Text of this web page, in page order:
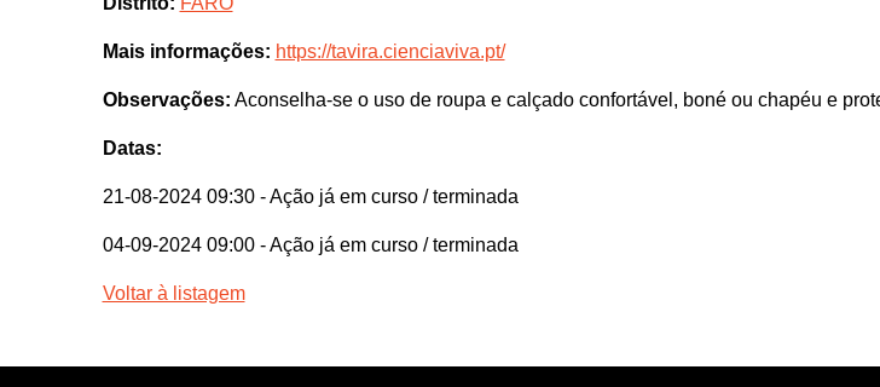
Mais informações: https://tavira.cienciaviva.pt/
Observações: Aconselha-se o uso de roupa e calçado confortável, boné ou chapéu e
Datas:
21-08-2024 09:30 - Ação já em curso / terminada
04-09-2024 09:00 - Ação já em curso / terminada
Voltar à listagem